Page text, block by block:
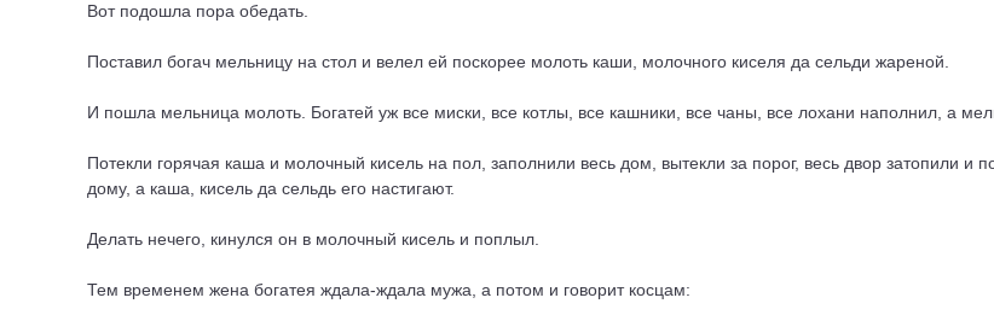
Вот подошла пора обедать.
Поставил богач мельницу на стол и велел ей поскорее молоть каши, молочного киселя да сельди жареной.
И пошла мельница молоть. Богатей уж все миски, все котлы, все кашники, все чаны, все лохани наполнил, а
Потекли горячая каша и молочный кисель на пол, заполнили весь дом, вытекли за порог, весь двор затопили и
дому, а каша, кисель да сельдь его настигают.
Делать нечего, кинулся он в молочный кисель и поплыл.
Тем временем жена богатея ждала-ждала мужа, а потом и говорит косцам: